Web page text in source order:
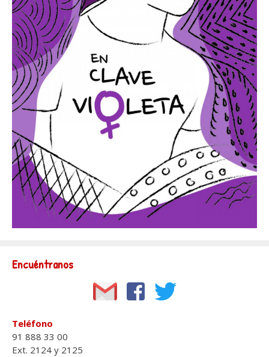
Encuéntranos
Teléfono
91 888 33 00
Ext. 2124 y 2125